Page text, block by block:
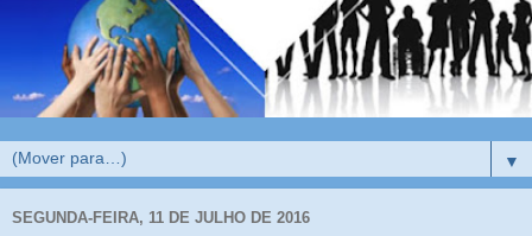
▼
SEGUNDA-FEIRA, 11 DE JULHO DE 2016